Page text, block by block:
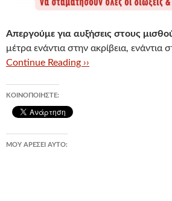
Απεργούμε για αυξήσεις στους
μέτρα ενάντια στην ακρίβεια, ενάντια
Continue Reading ››
ΚΟΙΝΟΠΟΙΉΣΤΕ:
ΜΟΥ ΑΡΈΣΕΙ ΑΥΤΌ: